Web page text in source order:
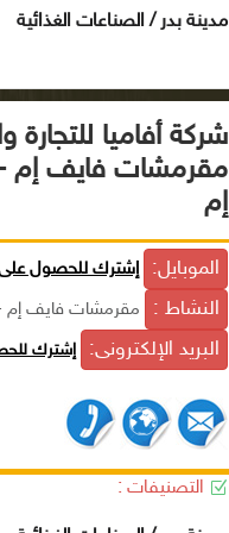
مدينة بدر / الصناعات الغذائية
شركة أفاميا للتجارة
مقرمشات فايف إم
إم
الموبايل: إشترك للحصول على
النشاط : مقرمشات فايف إم
البريد الإلكترونى: إشترك
التصنيفات :